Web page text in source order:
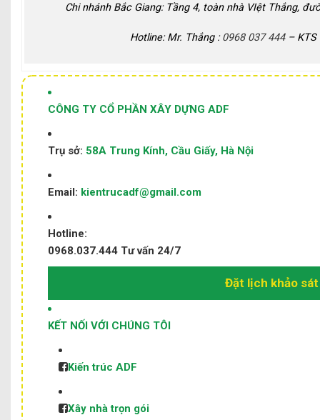
Chi nhánh Bắc Giang: Tầng 4, toàn nhà VIệt Thắng,
Hotline: Mr. Thắng :0968 037 444– KTS
CÔNG TY CỔ PHẦN XÂY DỰNG ADF
Trụ sở: 58A Trung Kính, Cầu Giấy, Hà Nội
Email: kientrucadf@gmail.com
Hotline:
0968.037.444 Tư vấn 24/7
Đặt lịch khảo sát
KẾT NỐI VỚI CHÚNG TÔI
Kiến trúc ADF
Xây nhà trọn gói